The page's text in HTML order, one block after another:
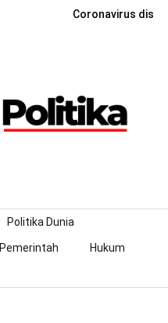
Coronavirus
Politika Dunia
Pemerintah Hukum